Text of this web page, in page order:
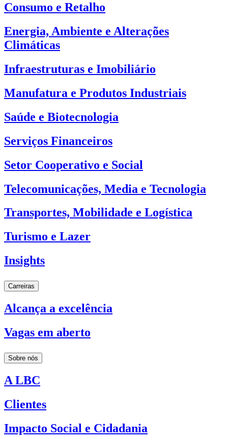
Consumo e Retalho
Energia, Ambiente e Alterações
Climáticas
Infraestruturas e Imobiliário
Manufatura e Produtos Industriais
Saúde e Biotecnologia
Serviços Financeiros
Setor Cooperativo e Social
Telecomunicações, Media e Tecnologia
Transportes, Mobilidade e Logística
Turismo e Lazer
Insights
Carreiras
Alcança a excelência
Vagas em aberto
Sobre nós
A LBC
Clientes
Impacto Social e Cidadania